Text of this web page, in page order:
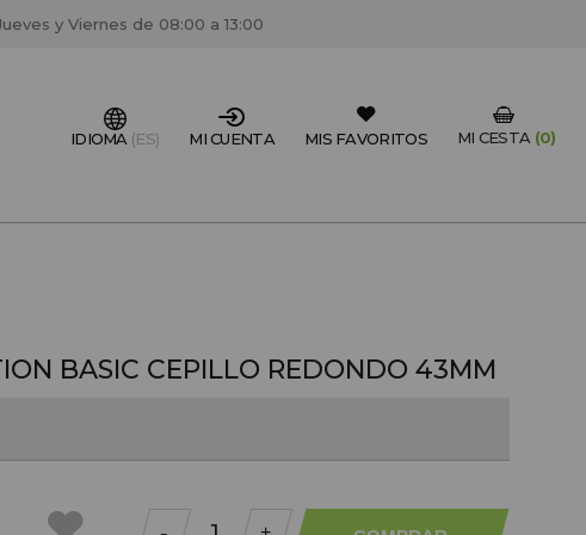
de descuentos y promociones exclusivas.
y Viernes de 08:00 a 13:00
MI CESTA (0)
MIS FAVORITOS
MI CUENTA
IDIOMA (ES)
BASIC CEPILLO REDONDO 43MM